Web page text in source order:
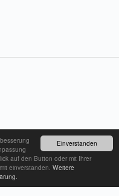
Einverstanden
auf den Button oder mit Ihrer
einverstanden. Weitere